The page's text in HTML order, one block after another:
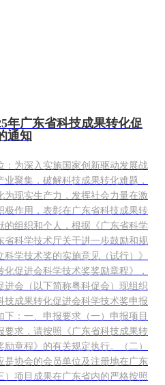
年广东省科技成果转化促
通知
：为深入实施国家创新驱动发展战
聚集，破解科技成果转化难题，
为现实生产力，发挥社会力量在激
极作用，表彰在广东省科技成果转
的组织和个人，根据《广东省科学
省科学技术厅关于进一步鼓励和规
学技术奖的实施意见（试行）》
促进会科学技术奖奖励章程》，
进会（以下简称粤科促会）现组织
技成果转化促进会科学技术奖申报
下：一、申报要求（一）申报项目
要求，请按照《广东省科技成果转
章程》的有关规定执行。（二）
是协会的会员单位及注册地在广东
）项目成果在广东省内的严格按照